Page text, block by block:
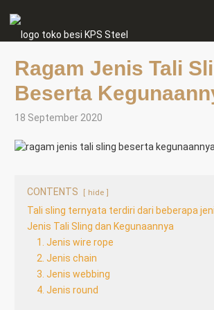
Ragam Jenis Tali
Beserta
18 September 2020
CONTENTS hide
Tali sling ternyata terdiri dari beberapa
Jenis Tali Sling dan Kegunaannya
1. Jenis wire rope
2. Jenis chain
3. Jenis webbing
4. Jenis round